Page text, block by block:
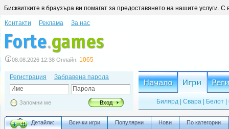
Бисквитките в браузъра ви помагат за предоставянето на нашите услуги.
Контакти Реклама За нас
08.08.2026 12:38 Онлайн: 1065
Регистрация
Забравена парола
Име
Парола
Запомни ме Вход Билярд Свара Белот
Детайли: Всички игри Популярни Нови По категории